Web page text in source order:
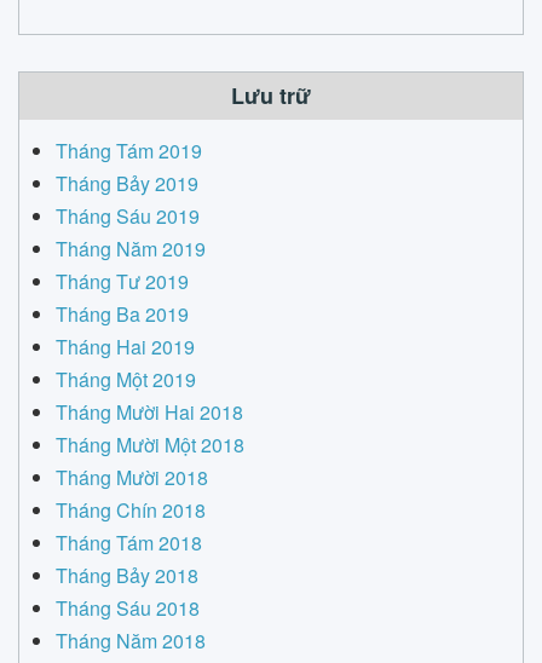
Lưu trữ
Tháng Tám 2019
Tháng Bảy 2019
Tháng Sáu 2019
Tháng Năm 2019
Tháng Tư 2019
Tháng Ba 2019
Tháng Hai 2019
Tháng Một 2019
Tháng Mười Hai 2018
Tháng Mười Một 2018
Tháng Mười 2018
Tháng Chín 2018
Tháng Tám 2018
Tháng Bảy 2018
Tháng Sáu 2018
Tháng Năm 2018